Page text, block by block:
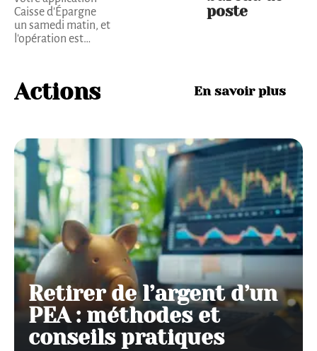
Caisse d'Épargne
un samedi matin, et
l'opération est…
poste
Actions En savoir plus
Retirer de l’argent d’un
PEA : méthodes et
conseils pratiques